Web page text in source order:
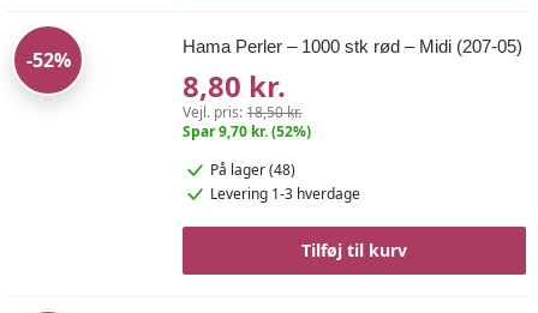
-52%
Hama Perler – 1000 stk rød – Midi (207-05)
8,80 kr.
Vejl. pris:18,50 kr.
Spar 9,70 kr. (52%)
På lager (48)
Levering 1-3 hverdage
Tilføj til kurv